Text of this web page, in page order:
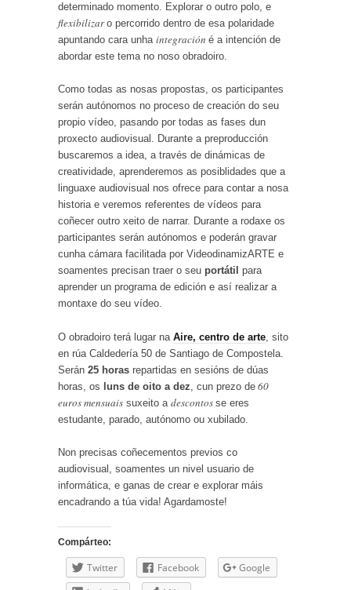
determinado momento. Explorar o outro polo, e
flexibilizaro percorrido dentro de esa polaridade
apuntando cara unha integración é a intención de
abordar este tema no noso obradoiro.
Como todas as nosas propostas, os participantes
serán autónomos no proceso de creación do seu
propio vídeo, pasando por todas as fases dun
proxecto audiovisual. Durante a preproducción
buscaremos a idea, a través de dinámicas de
creatividade, aprenderemos as posiblidades que a
linguaxe audiovisual nos ofrece para contar a nosa
historia e veremos referentes de vídeos para
coñecer outro xeito de narrar. Durante a rodaxe os
participantes serán autónomos e poderán gravar
cunha cámara facilitada por VideodinamizARTE e
soamentes precisan traer o seu portátil para
aprender un programa de edición e así realizar a
montaxe do seu vídeo.
O obradoiro terá lugar na Aire, centro de arte , sito
en rúa Caldedería 50 de Santiago de Compostela.
Serán 25 horas repartidas en sesións de dúas
horas, os luns de oito a dez , cun prezo de 60
euros mensuais suxeito a descontos se eres
estudante, parado, autónomo ou xubilado.
Non precisas coñecementos previos co
audiovisual, soamentes un nivel usuario de
informática, e ganas de crear e explorar máis
encadrando a túa vida! Agardamoste!
Compárteo:
Twitter Facebook
Google